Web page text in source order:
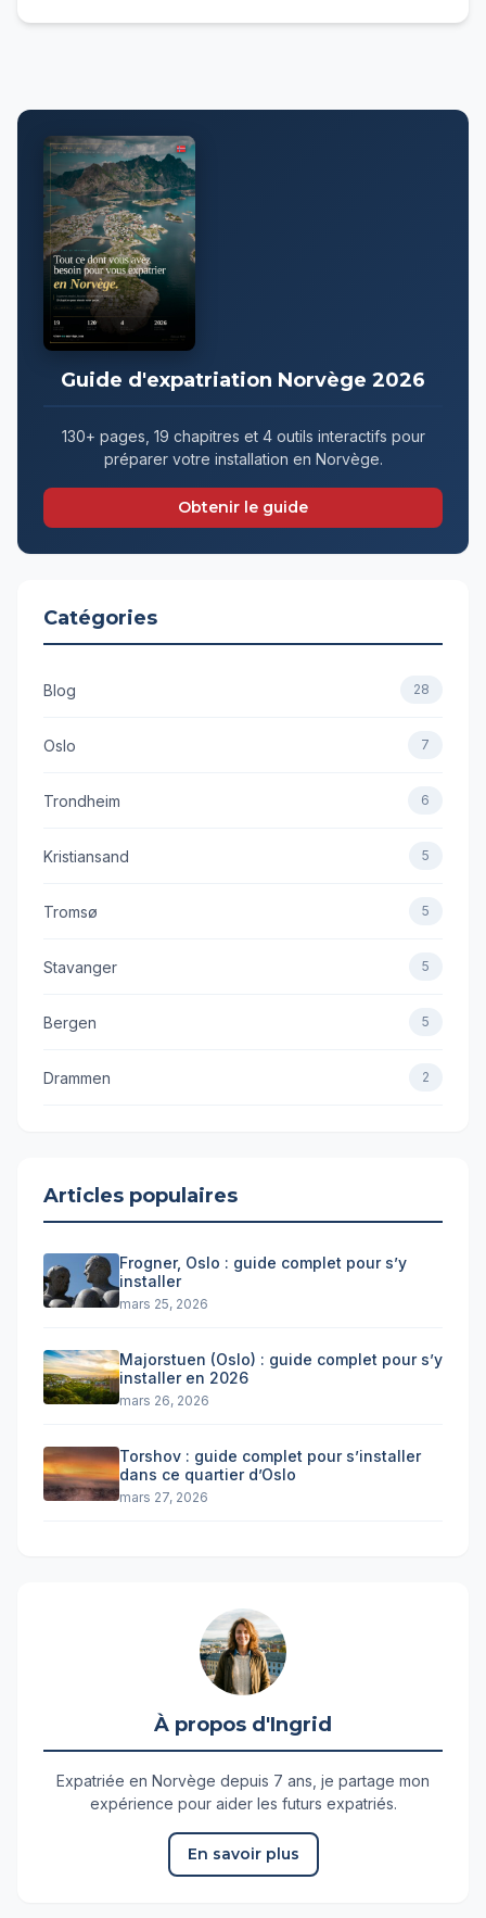
Guide d'expatriation Norvège 2026
130+ pages, 19 chapitres et 4 outils interactifs pour
préparer votre installation en Norvège.
Obtenir le guide
Catégories
Blog 28
Oslo 7
Trondheim 6
Kristiansand 5
Tromsø 5
Stavanger 5
Bergen 5
Drammen 2
Articles populaires
Frogner, Oslo : guide complet pour s’y
installer
mars 25, 2026
Majorstuen (Oslo) : guide complet pour s’y
installer en 2026
mars 26, 2026
Torshov : guide complet pour s’installer
dans ce quartier d’Oslo
mars 27, 2026
À propos d'Ingrid
Expatriée en Norvège depuis 7 ans, je partage mon
expérience pour aider les futurs expatriés.
En savoir plus